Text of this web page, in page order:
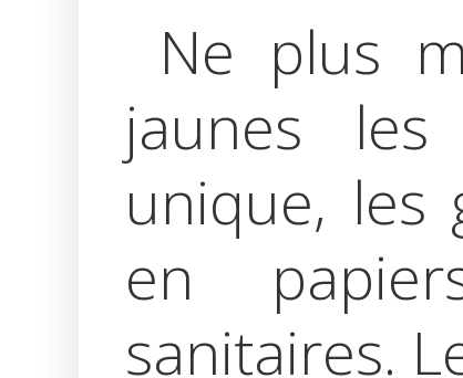
Ne plus
jaunes
unique, les
en
sanitaires.